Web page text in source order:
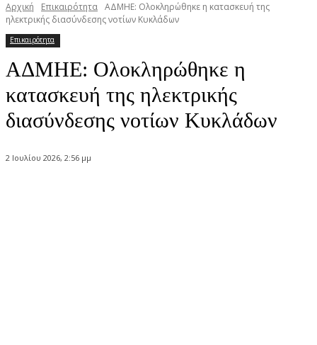
Αρχική Επικαιρότητα ΑΔΜΗΕ: Ολοκληρώθηκε η κατασκευή της
ηλεκτρικής διασύνδεσης νοτίων Κυκλάδων
Επικαιρότητα
ΑΔΜΗΕ: Ολοκληρώθηκε η
κατασκευή της ηλεκτρικής
διασύνδεσης νοτίων Κυκλάδων
2 Ιουλίου 2026, 2:56 μμ